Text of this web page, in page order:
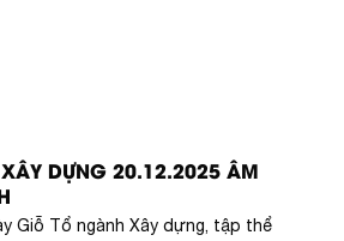
DỰNG 20.12.2025 ÂM
Giỗ Tổ ngành Xây dựng, tập thể